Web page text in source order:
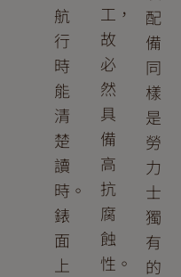
航
行
時
能
清
楚
讀
時。
錶
面
上
工，
故
必
然
具
備
高
抗
腐
蝕
性。
配
備
同
樣
是
勞
力
士
獨
有
的